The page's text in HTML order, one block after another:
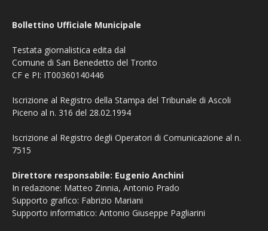
Bollettino Ufficiale Municipale
Testata giornalistica edita dal
Comune di San Benedetto del Tronto
CF e PI: IT00360140446
Iscrizione al Registro della Stampa del Tribunale di Ascoli
Piceno al n. 316 del 28.02.1994
Iscrizione al Registro degli Operatori di Comunicazione al n.
7515
Direttore responsabile: Eugenio Anchini
In redazione: Matteo Zinnia, Antonio Prado
Supporto grafico: Fabrizio Mariani
Supporto informatico: Antonio Giuseppe Pagliarini